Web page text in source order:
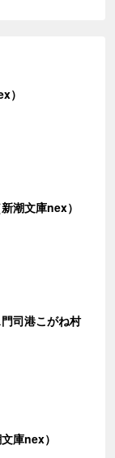
）
潮文庫nex）
司港こがね村
庫nex）